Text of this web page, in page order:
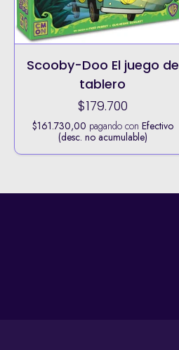
Scooby-Doo El juego de
tablero
$179.700
$161.730,00 pagando con Efectivo
(desc. no acumulable)